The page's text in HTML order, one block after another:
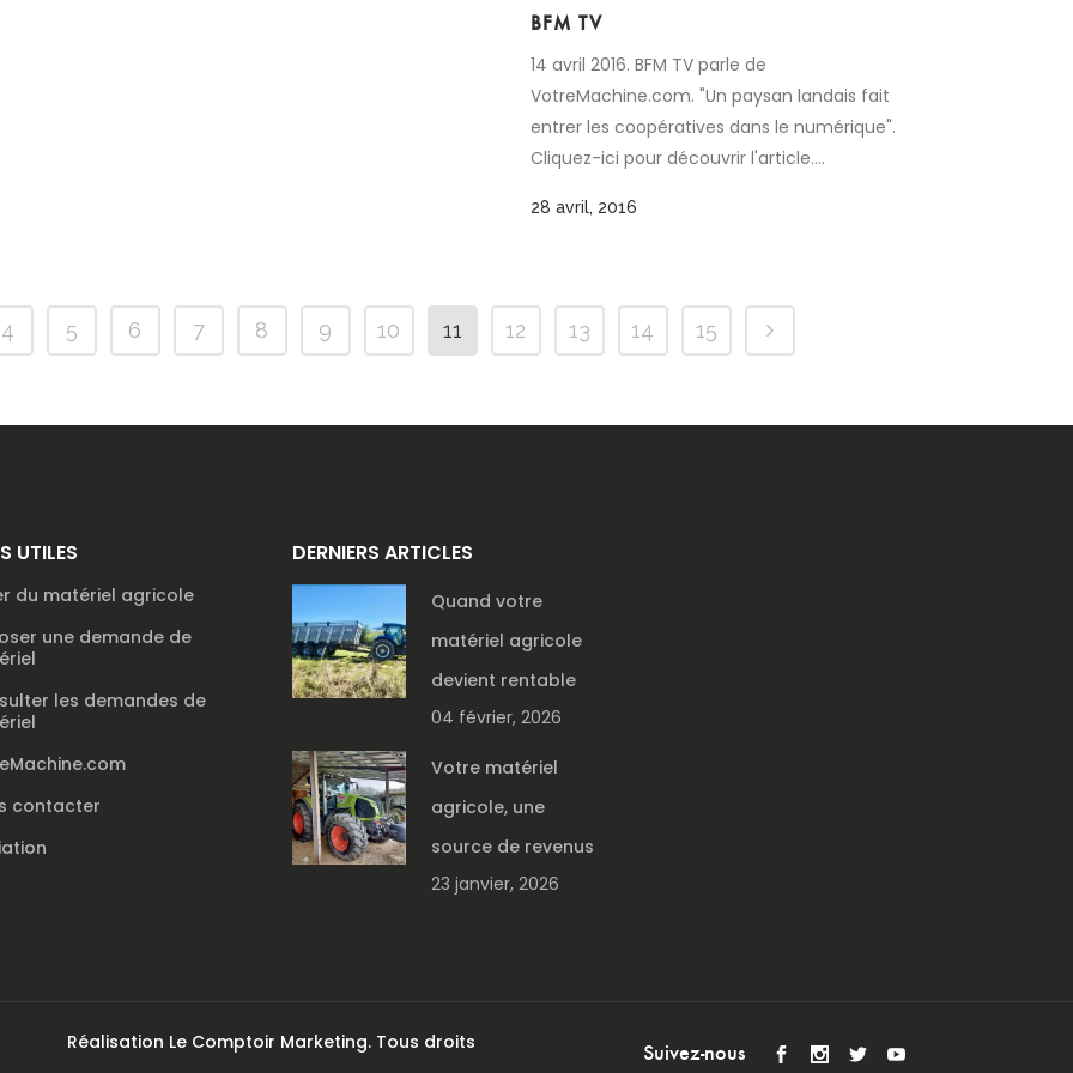
BFM TV
14 avril 2016. BFM TV parle de
VotreMachine.com. "Un paysan landais fait
entrer les coopératives dans le numérique".
Cliquez-ici pour découvrir l'article....
28 avril, 2016
4 5 6 7 8 9 10 11 12 13 14 15
UTILES
du matériel agricole
une demande de
les demandes de
contacter
DERNIERS ARTICLES
Quand votre
matériel agricole
devient rentable
04 février, 2026
Votre matériel
agricole, une
source de revenus
23 janvier, 2026
Réalisation Le Comptoir Marketing. Tous droits
Suivez-nous